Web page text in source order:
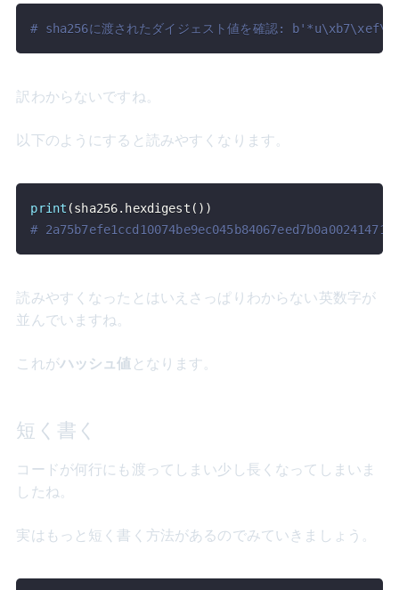
# sha256に渡されたダイジェスト値を確認:
訳わからないですね。
以下のようにすると読みやすくなります。
print (sha256. hexdigest ( ) )
#
読みやすくなったとはいえさっぱりわからない英数字が
並んでいますね。
これがハッシュ値 となります。
短く書く
コードが何行にも渡ってしまい少し長くなってしまいま
したね。
実はもっと短く書く方法があるのでみていきましょう。